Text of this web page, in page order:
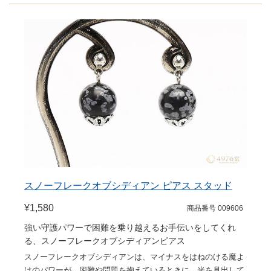
スノーフレークオブシディアン ピアス スタッド
¥1,580 商品番号 009606
強い守護パワーで困難を乗り越えるお手伝いをしてくれ
る、スノーフレークオブシディアンピアス
スノーフレークオブシディアンは、マイナスをはねのける魔よ